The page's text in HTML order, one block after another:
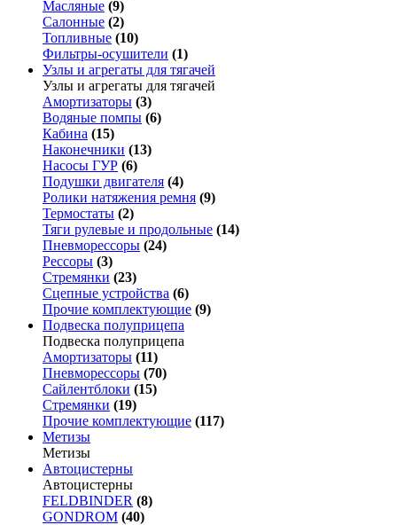
Масляные (9)
Салонные (2)
Топливные (10)
Фильтры-осушители (1)
Узлы и агрегаты для тягачей
Узлы и агрегаты для тягачей
Амортизаторы (3)
Водяные помпы (6)
Кабина (15)
Наконечники (13)
Насосы ГУР (6)
Подушки двигателя (4)
Ролики натяжения ремня (9)
Термостаты (2)
Тяги рулевые и продольные (14)
Пневморессоры (24)
Рессоры (3)
Стремянки (23)
Сцепные устройства (6)
Прочие комплектующие (9)
Подвеска полуприцепа
Подвеска полуприцепа
Амортизаторы (11)
Пневморессоры (70)
Сайлентблоки (15)
Стремянки (19)
Прочие комплектующие (117)
Метизы
Метизы
Автоцистерны
Автоцистерны
FELDBINDER (8)
GONDROM (40)